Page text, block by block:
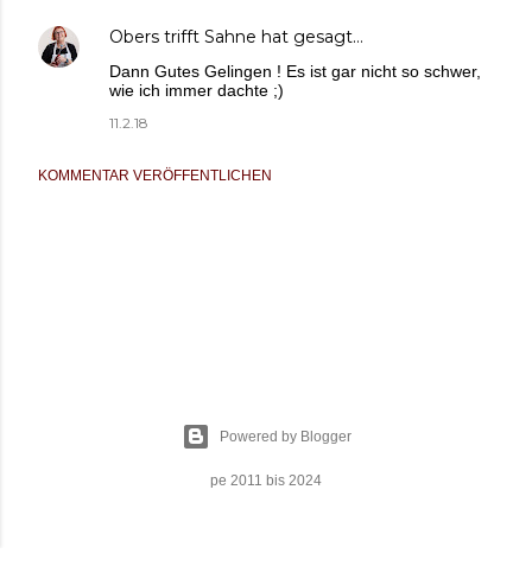
Obers trifft Sahne hat gesagt…
Dann Gutes Gelingen ! Es ist gar nicht so schwer,
wie ich immer dachte ;)
11.2.18
KOMMENTAR VERÖFFENTLICHEN
Powered by Blogger
pe 2011 bis 2024